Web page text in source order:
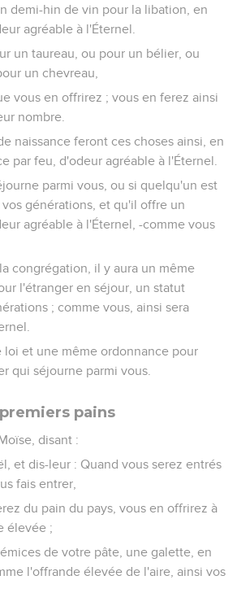
demi-hin de vin pour la libation, en
agréable à l'Éternel.
un taureau, ou pour un bélier, ou
un chevreau,
vous en offrirez ; vous en ferez ainsi
nombre.
naissance feront ces choses ainsi, en
par feu, d'odeur agréable à l'Éternel.
parmi vous, ou si quelqu'un est
générations, et qu'il offre un
agréable à l'Éternel, -comme vous
congrégation, il y aura un même
l'étranger en séjour, un statut
; comme vous, ainsi sera
loi et une même ordonnance pour
qui séjourne parmi vous.
pains
disant :
et dis-leur : Quand vous serez entrés
fais entrer,
du pain du pays, vous en offrirez à
élevée ;
de votre pâte, une galette, en
l'offrande élevée de l'aire, ainsi vos